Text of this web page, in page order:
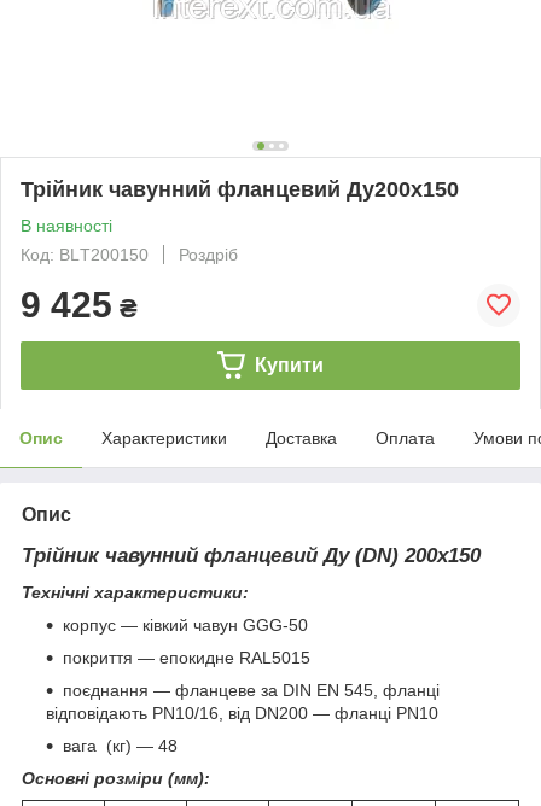
Трійник чавунний фланцевий Ду200х150
В наявності
Код: BLТ200150
Роздріб
9 425 ₴
Купити
Опис Характеристики Доставка Оплата Умови
Опис
Трійник чавунний фланцевий Ду (DN) 200х150
Технічні характеристики:
корпус — ківкий чавун GGG-50
покриття — епокидне RAL5015
поєднання — фланцеве за DIN EN 545, фланці
відповідають PN10/16, від DN200 — фланці PN10
вага (кг) — 48
Основні розміри (мм):